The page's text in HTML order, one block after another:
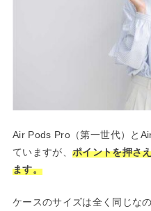
Air Pods Pro（第一世代）と
ていますが、ポイントを押さ
ます。
ケースのサイズは全く同じな